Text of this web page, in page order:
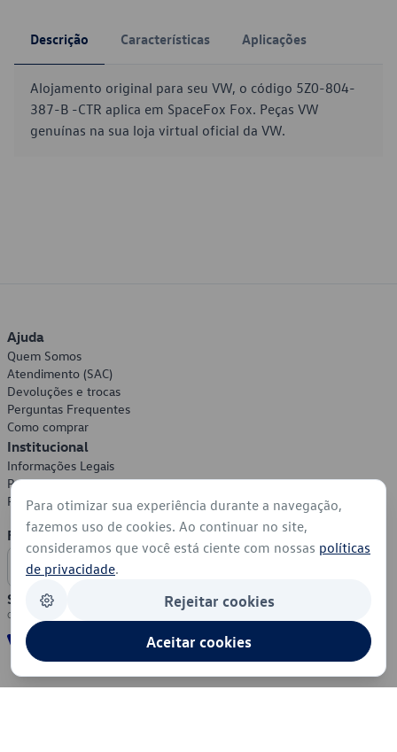
Descrição Características Aplicações
Alojamento original para seu VW, o código 5Z0-804-
387-B -CTR aplica em SpaceFox Fox. Peças VW
genuínas na sua loja virtual oficial da VW.
Ajuda
Quem Somos
Atendimento (SAC)
Devoluções e trocas
Perguntas Frequentes
Como comprar
Institucional
Informações Legais
Política de Privacidade
Política de Cookies
Formas de Pagamento
Segurança
Para otimizar sua experiência durante a navegação,
fazemos uso de cookies. Ao continuar no site,
consideramos que você está ciente com nossas políticas
de privacidade.
Rejeitar cookies
Aceitar cookies